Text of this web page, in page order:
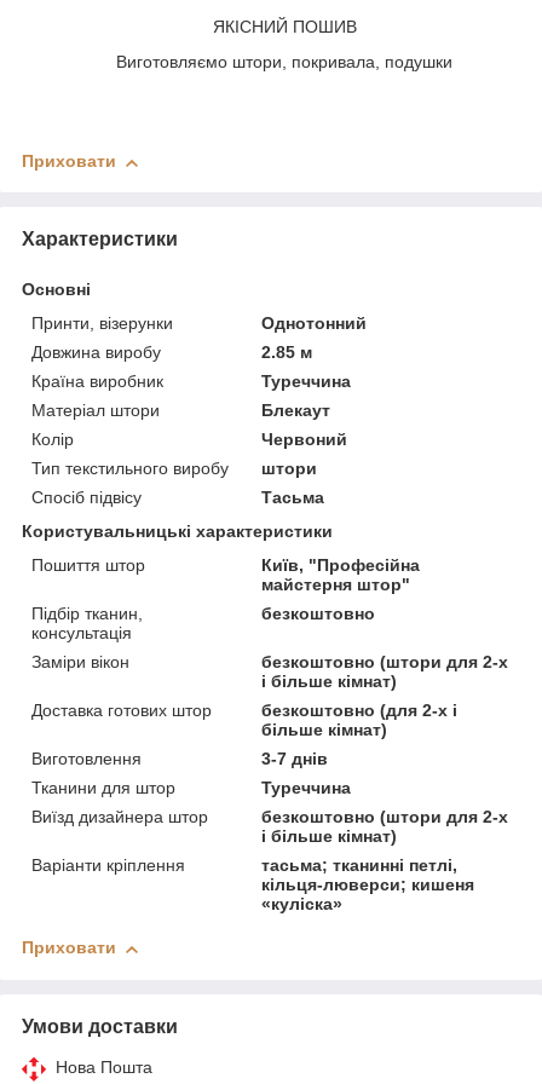
ЯКІСНИЙ ПОШИВ
Виготовляємо штори, покривала, подушки
Приховати
Характеристики
Основні
Принти, візерунки
Однотонний
Довжина виробу
2.85 м
Країна виробник
Туреччина
Матеріал штори
Блекаут
Колір
Червоний
Тип текстильного виробу
штори
Спосіб підвісу
Тасьма
Користувальницькі характеристики
Пошиття штор
Київ, "Професійна
майстерня штор"
Підбір тканин,
консультація
безкоштовно
Заміри вікон
безкоштовно (штори для 2-х
і більше кімнат)
Доставка готових штор
безкоштовно (для 2-х і
більше кімнат)
Виготовлення
3-7 днів
Тканини для штор
Туреччина
Виїзд дизайнера штор
безкоштовно (штори для 2-х
і більше кімнат)
Варіанти кріплення
тасьма; тканинні петлі,
кільця-люверси; кишеня
«куліска»
Приховати
Умови доставки
Нова Пошта